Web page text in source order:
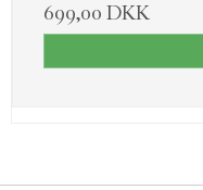
699,00 DKK